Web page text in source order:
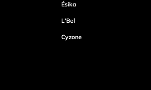
Ésika
L'Bel
Cyzone